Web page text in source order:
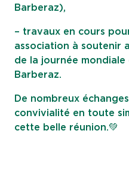
Barberaz),
– travaux en cours
association à soutenir
de la journée mondiale
Barberaz.
De nombreux
convivialité en toute
cette belle réunion.💚